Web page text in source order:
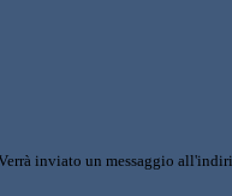
inviato un messaggio